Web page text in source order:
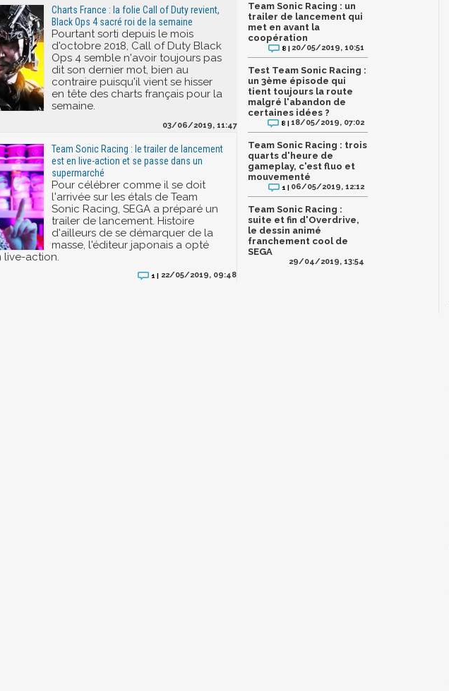
Charts France : la folie Call of Duty revient,
Black Ops 4 sacré roi de la semaine
Pourtant sorti depuis le mois
d'octobre 2018, Call of Duty Black
Ops 4 semble n'avoir toujours pas
dit son dernier mot, bien au
contraire puisqu'il vient se hisser
en tête des charts français pour la
semaine.
03/06/2019, 11:47
Team Sonic Racing : le trailer de lancement
est en live-action et se passe dans un
supermarché
Pour célébrer comme il se doit
l'arrivée sur les étals de Team
Sonic Racing, SEGA a préparé un
trailer de lancement. Histoire
d'ailleurs de se démarquer de la
masse, l'éditeur japonais a opté
live-action.
1 | 22/05/2019, 09:48
Team Sonic Racing : un
trailer de lancement qui
met en avant la
coopération
8 | 20/05/2019, 10:51
Test Team Sonic Racing :
un 3ème épisode qui
tient toujours la route
malgré l'abandon de
certaines idées ?
8 |18/05/2019, 07:02
Team Sonic Racing : trois
quarts d'heure de
gameplay, c'est fluo et
mouvementé
1 | 06/05/2019, 12:12
Team Sonic Racing :
suite et fin d'Overdrive,
le dessin animé
franchement cool de
SEGA
29/04/2019, 13:54